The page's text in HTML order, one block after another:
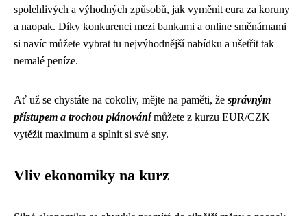
spolehlivých a výhodných způsobů, jak vyměnit eura za koruny
a naopak. Díky konkurenci mezi bankami a online směnárnami
si navíc můžete vybrat tu nejvýhodnější nabídku a ušetřit tak
nemalé peníze.
Ať už se chystáte na cokoliv, mějte na paměti, že správným
přístupem a trochou plánovánímůžete z kurzu EUR/CZK
vytěžit maximum a splnit si své sny.
Vliv ekonomiky na kurz